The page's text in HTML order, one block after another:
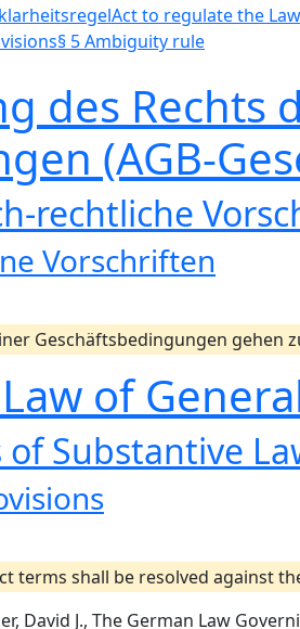
Act to regulate the
§ 5 Ambiguity rule
des Rechts
(AGB-
rechtliche
Vorschriften
Geschäftsbedingungen gehen
of
of Substantive
shall be resolved against
David J., The German Law